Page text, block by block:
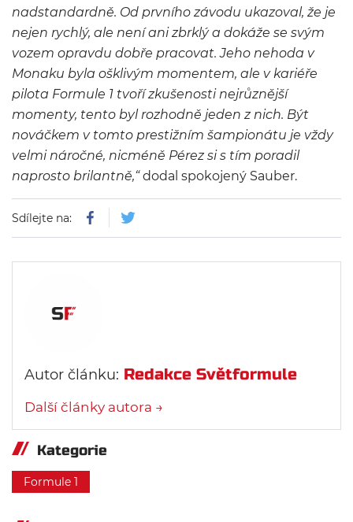
nadstandardně. Od prvního závodu ukazoval, že je
nejen rychlý, ale není ani zbrklý a dokáže se svým
vozem opravdu dobře pracovat. Jeho nehoda v
Monaku byla ošklivým momentem, ale v kariéře
pilota Formule 1 tvoří zkušenosti nejrůznější
momenty, tento byl rozhodně jeden z nich. Být
nováčkem v tomto prestižním šampionátu je vždy
velmi náročné, nicméně Pérez si s tím poradil
naprosto brilantně,“dodal spokojený Sauber.
Sdílejte na:
Autor článku: Redakce Světformule
Další články autora →
Kategorie
Formule 1